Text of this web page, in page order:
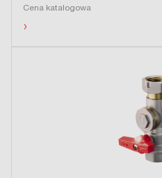
Cena katalogowa
›